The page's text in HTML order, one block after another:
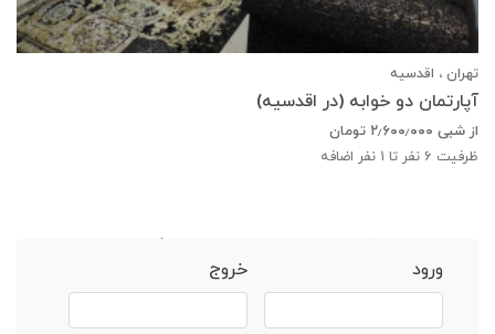
تهران ، اقدسیه
آپارتمان دو خوابه (در اقدسیه)
از شبی ۲٫۶۰۰٫۰۰۰ تومان
ظرفیت 6 نفر تا 1 نفر اضافه
ورود
خروج